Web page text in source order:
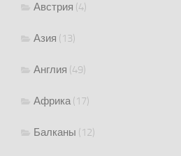
Австрия (4)
Азия (13)
Англия (49)
Африка(17)
Балканы (12)